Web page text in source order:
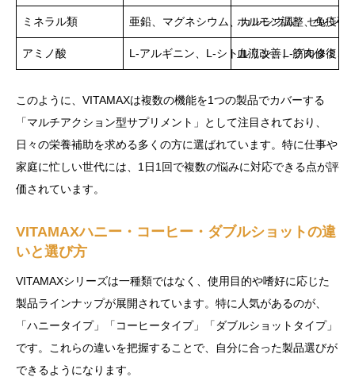
ミネラル類 亜鉛、マグネシウム、カルシウム、セレン、
ホルモン調整、免疫強
アミノ酸 L-アルギニン、L-シトルリン、L-グルタミン
血流改善、筋肉修復、
このように、VITAMAXは複数の機能を1つの製品でカバーする
「マルチアクション型サプリメント」として注目されており、
日々の栄養補助を求める多くの方に選ばれています。特に仕事や
家庭に忙しい世代には、1日1回で複数の悩みに対応できる点が評
価されています。
VITAMAXハニー・コーヒー・ダブルショットの違
いと選び方
VITAMAXシリーズは一種類ではなく、使用目的や嗜好に応じた
製品ラインナップが展開されています。特に人気があるのが、
「ハニータイプ」「コーヒータイプ」「ダブルショットタイプ」
です。これらの違いを把握することで、自分に合った製品選びが
できるようになります。